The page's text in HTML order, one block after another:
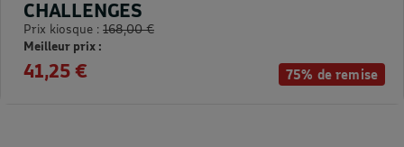
75% de remise
CHALLENGES
Prix kiosque : 168,00 €
Meilleur prix :
41,25 €